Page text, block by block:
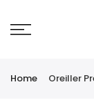
Home Oreiller